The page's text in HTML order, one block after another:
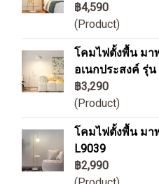
฿4,590
(Product)
โคมไฟตั้งพื้น มา
อเนกประสงค์ รุ่น
฿3,290
(Product)
โคมไฟตั้งพื้น มา
L9039
฿2,990